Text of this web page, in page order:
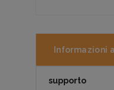
Informazioni
supporto